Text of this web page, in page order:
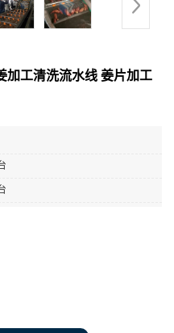
加工清洗流水线 姜片加工